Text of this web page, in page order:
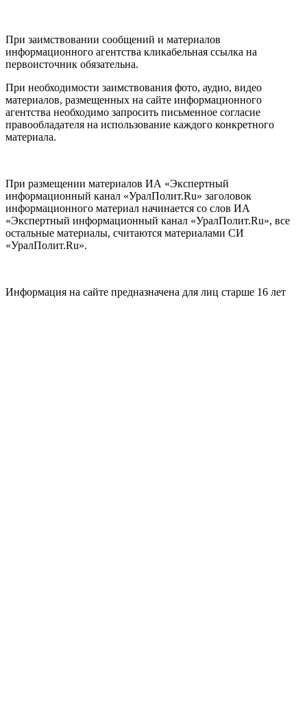
При заимствовании сообщений и материалов
информационного агентства кликабельная ссылка на
первоисточник обязательна.
При необходимости заимствования фото, аудио, видео
материалов, размещенных на сайте информационного
агентства необходимо запросить письменное согласие
правообладателя на использование каждого конкретного
материала.
При размещении материалов ИА «Экспертный
информационный канал «УралПолит.Ru» заголовок
информационного материал начинается со слов ИА
«Экспертный информационный канал «УралПолит.Ru», все
остальные материалы, считаются материалами СИ
«УралПолит.Ru».
Информация на сайте предназначена для лиц старше 16 лет